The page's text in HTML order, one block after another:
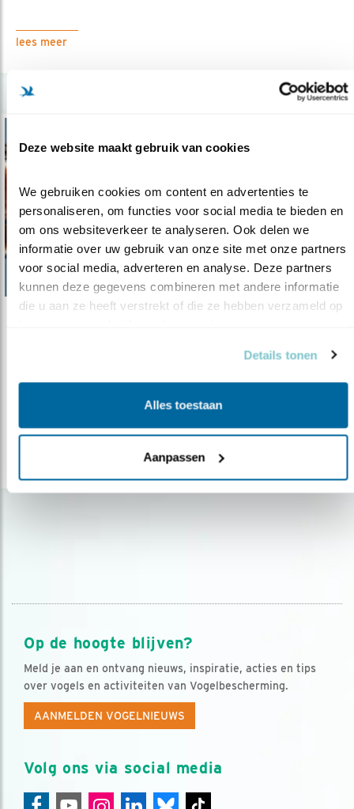
Deze website maakt gebruik van cookies
We gebruiken cookies om content en advertenties te
personaliseren, om functies voor social media te bieden en
om ons websiteverkeer te analyseren. Ook delen we
informatie over uw gebruik van onze site met onze partners
voor social media, adverteren en analyse. Deze partners
kunnen deze gegevens combineren met andere informatie
die u aan ze heeft verstrekt of die ze hebben verzameld op
Details tonen
Alles toestaan
Aanpassen
lees meer
Slobeenden en grutto’s in een kleine par..
16.04.19Voorjaar in polder De Berkmeer in Obdam,
klein juweel in West-Friesland.
Op de hoogte blijven?
Meld je aan en ontvang nieuws, inspiratie, acties en tips
over vogels en activiteiten van Vogelbescherming.
AANMELDEN VOGELNIEUWS
Volg ons via social media